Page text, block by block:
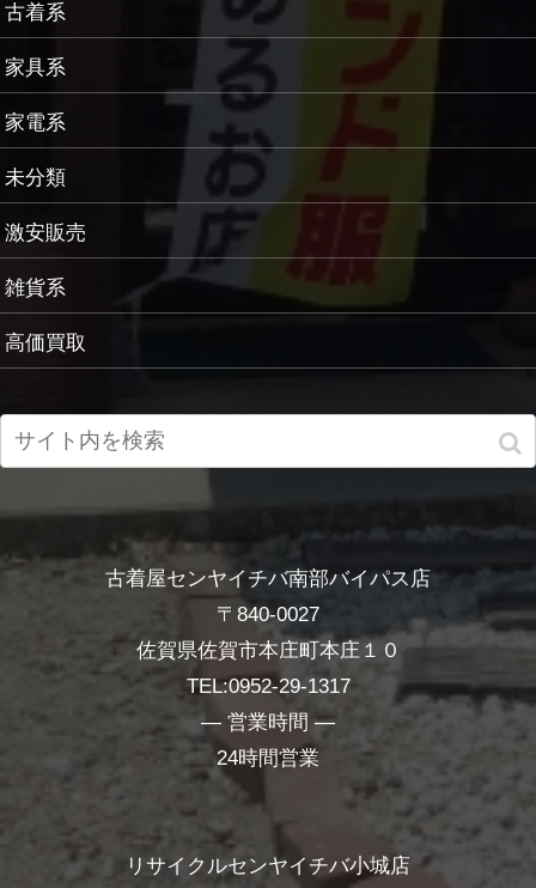
古着系
家具系
家電系
未分類
激安販売
雑貨系
高価買取
古着屋センヤイチバ南部バイパス店
〒840-0027
佐賀県佐賀市本庄町本庄１０
TEL:0952-29-1317
― 営業時間 ―
24時間営業
リサイクルセンヤイチバ小城店